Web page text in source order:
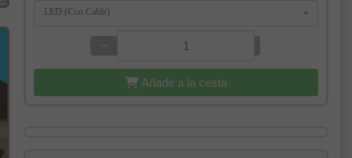
LED (Con Cable)
−
Añadir a la cesta